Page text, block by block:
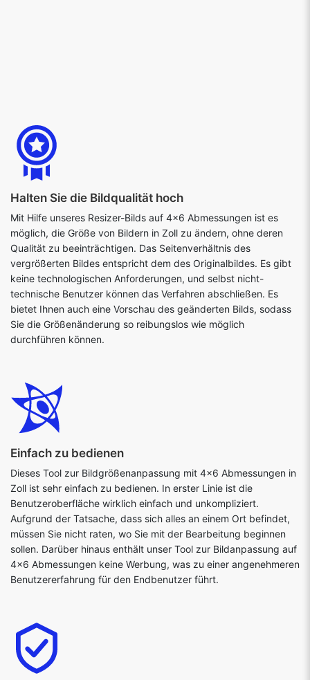
Halten Sie die Bildqualität hoch
Mit Hilfe unseres Resizer-Bilds auf 4x6 Abmessungen ist es
möglich, die Größe von Bildern in Zoll zu ändern, ohne deren
Qualität zu beeinträchtigen. Das Seitenverhältnis des
vergrößerten Bildes entspricht dem des Originalbildes. Es gibt
keine technologischen Anforderungen, und selbst nicht-
technische Benutzer können das Verfahren abschließen. Es
bietet Ihnen auch eine Vorschau des geänderten Bilds, sodass
Sie die Größenänderung so reibungslos wie möglich
durchführen können.
Einfach zu bedienen
Dieses Tool zur Bildgrößenanpassung mit 4x6 Abmessungen in
Zoll ist sehr einfach zu bedienen. In erster Linie ist die
Benutzeroberfläche wirklich einfach und unkompliziert.
Aufgrund der Tatsache, dass sich alles an einem Ort befindet,
müssen Sie nicht raten, wo Sie mit der Bearbeitung beginnen
sollen. Darüber hinaus enthält unser Tool zur Bildanpassung auf
4x6 Abmessungen keine Werbung, was zu einer angenehmeren
Benutzererfahrung für den Endbenutzer führt.